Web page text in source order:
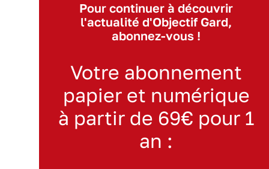
Pour continuer à découvrir
l'actualité d'Objectif Gard,
abonnez-vous !
Votre abonnement
papier et numérique
à partir de 69€ pour 1
an :